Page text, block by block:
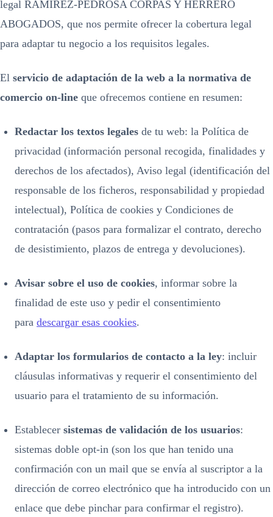
legal RAMIREZ-PEDROSA CORPAS Y HERRERO
ABOGADOS, que nos permite ofrecer la cobertura legal
para adaptar tu negocio a los requisitos legales.
El servicio de adaptación de la web a la normativa de
comercio on-line que ofrecemos contiene en resumen:
Redactar los textos legales de tu web: la Política de
privacidad (información personal recogida, finalidades y
derechos de los afectados), Aviso legal (identificación del
responsable de los ficheros, responsabilidad y propiedad
intelectual), Política de cookies y Condiciones de
contratación (pasos para formalizar el contrato, derecho
de desistimiento, plazos de entrega y devoluciones).
Avisar sobre el uso de cookies, informar sobre la
finalidad de este uso y pedir el consentimiento
para descargar esas cookies.
Adaptar los formularios de contacto a la ley: incluir
cláusulas informativas y requerir el consentimiento del
usuario para el tratamiento de su información.
Establecer sistemas de validación de los usuarios:
sistemas doble opt-in (son los que han tenido una
confirmación con un mail que se envía al suscriptor a la
dirección de correo electrónico que ha introducido con un
enlace que debe pinchar para confirmar el registro).